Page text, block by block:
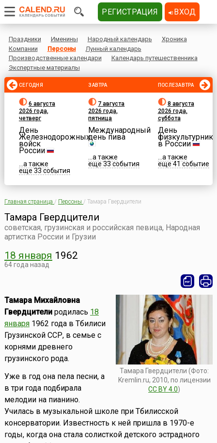
Праздники Именины Народный календарь
Хроника
Компании
Персоны
Лунный календарь
Производственные календари
Календарь путешественника
Экспертные материалы
СЕГОДНЯ
6 августа
2026 года,
четверг
День
Железнодорожных
войск
России
...а также
еще 33 события
ЗАВТРА
7 августа
2026 года,
пятница
Международный
день пива
...а также
еще 33 события
ПОСЛЕЗАВТРА
8 августа
2026 года,
суббота
День
физкультурника
в России
...а также
еще 41 событие
Главная страница / Персоны / Тамара Гвердцители
Тамара Гвердцители
советская, грузинская и российская певица, Народная
артистка России и Грузии
18 января 1962
64 года назад
Тамара Гвердцители (Фото:
Kremlin.ru, 2010, по лицензии
CC BY 4.0)
Тамара Михайловна
Гвердцителиродилась 18
января1962 года в Тбилиси
Грузинской ССР, в семье с
корнями древнего
грузинского рода.
Уже в год она пела песни, а
в три года подбирала
мелодии на пианино.
Училась в музыкальной школе при Тбилисской
консерватории. Известность к ней пришла в 1970-е
годы, когда она стала солисткой детского эстрадного
РЕГИСТРАЦИЯ ВХОД